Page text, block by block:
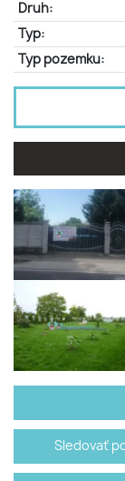
Druh:
Typ:
Typ pozemku:
Sledovať